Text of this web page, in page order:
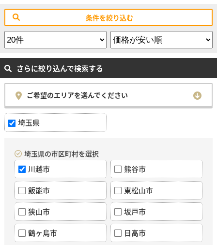
条件を絞り込む
さらに絞り込んで検索する
ご希望のエリアを選んでください
埼玉県
埼玉県の市区町村を選択
川越市 熊谷市
飯能市 東松山市
狭山市 坂戸市
鶴ヶ島市 日高市